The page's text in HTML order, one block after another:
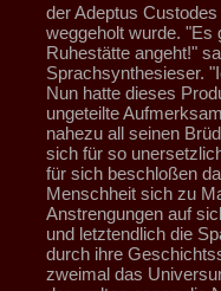
der Adeptus
weggeholt wurde. "Es
Ruhestätte angeht!"
Sprachsynthesieser.
Nun hatte dieses
ungeteilte
nahezu all seinen
sich für so
für sich beschloßen
Menschheit sich zu
Anstrengungen auf
und letztendlich die
durch ihre
zweimal das